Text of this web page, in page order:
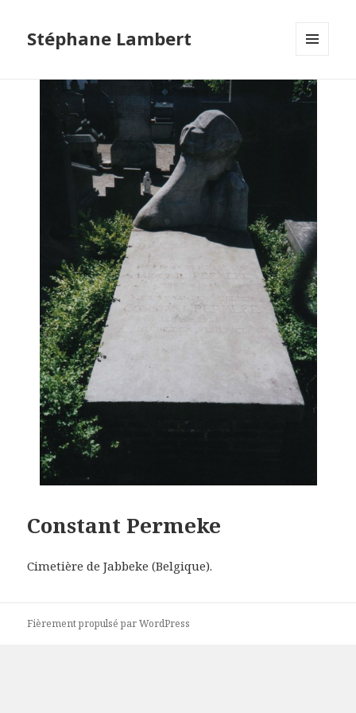
Stéphane Lambert
WIDGETS
Constant Permeke
Cimetière de Jabbeke (Belgique).
Fièrement propulsé par WordPress